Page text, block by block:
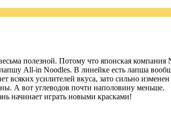
полезной. Потому что японская
All-in Noodles. В линейке есть лапша
усилителей вкуса, зато сильно
А вот углеводов почти наполовину меньше.
начинает играть новыми красками!